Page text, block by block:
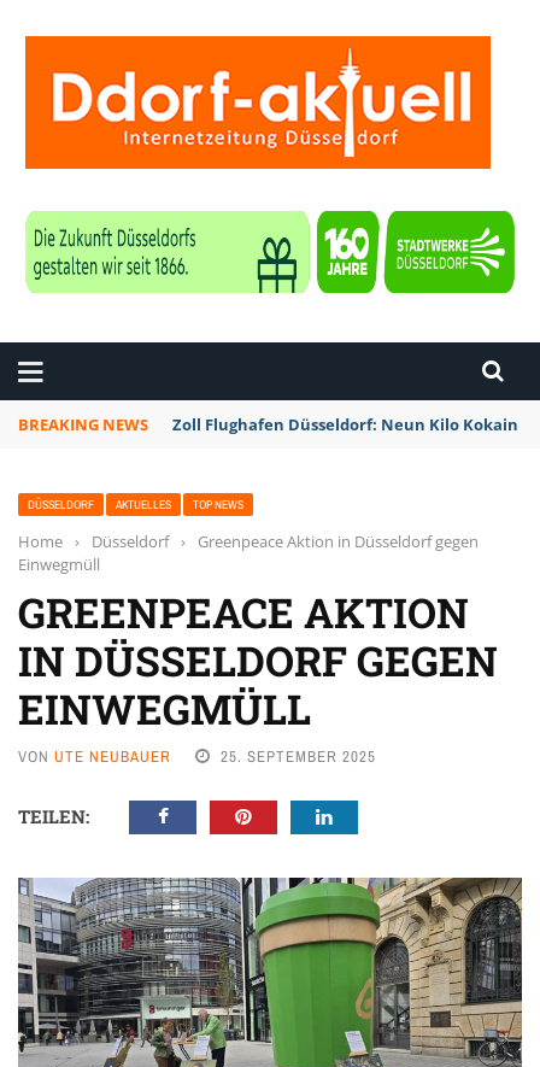
BREAKING NEWS Zoll Flughafen Düsseldorf: Neun Kilo Kokain
DÜSSELDORF AKTUELLES TOP NEWS
Home › Düsseldorf ›
Greenpeace Aktion in Düsseldorf gegen
Einwegmüll
GREENPEACE AKTION
IN DÜSSELDORF GEGEN
EINWEGMÜLL
VON UTE NEUBAUER 25. SEPTEMBER 2025
TEILEN: